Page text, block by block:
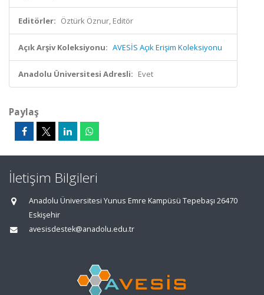
Editörler: Öztürk Öznur, Editör
Açık Arşiv Koleksiyonu: AVESİS Açık Erişim Koleksiyonu
Anadolu Üniversitesi Adresli: Evet
Paylaş
İletişim Bilgileri
Anadolu Üniversitesi Yunus Emre Kampüsü Tepebaşı 26470
Eskişehir
avesisdestek@anadolu.edu.tr